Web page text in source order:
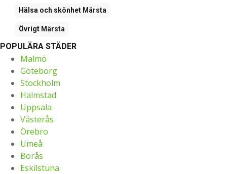
Hälsa och skönhet Märsta
Övrigt Märsta
POPULÄRA STÄDER
Malmö
Göteborg
Stockholm
Halmstad
Uppsala
Västerås
Örebro
Umeå
Borås
Eskilstuna